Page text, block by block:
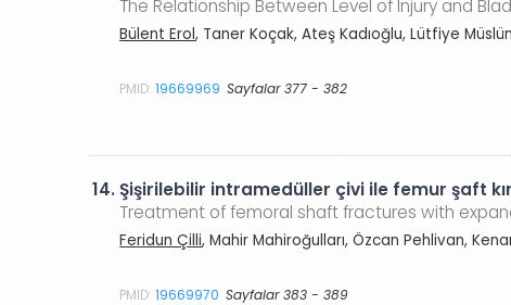
The Relationship Between Level of Injury and
Bülent Erol, Taner Koçak, Ateş Kadıoğlu, Lütfiye
PMID:19669969 Sayfalar 377 - 382
14.Şişirilebilir intramedüller çivi ile femur şaft
Treatment of femoral shaft fractures with
Feridun Çilli, Mahir Mahiroğulları, Özcan Pehlivan,
PMID:19669970 Sayfalar 383 - 389